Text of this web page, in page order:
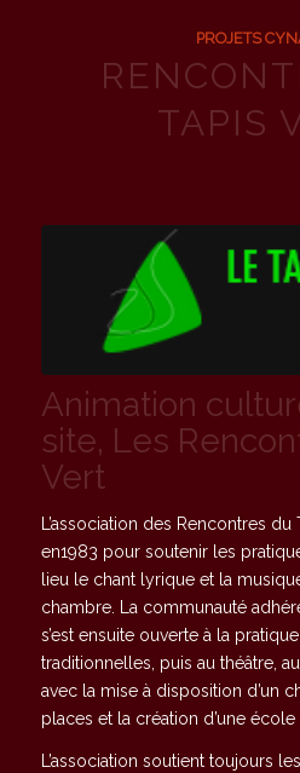
PROJETS
TAPIS
Animation
site, Les
Vert
L’association des Rencontres
en1983 pour soutenir les
lieu le chant lyrique et la
chambre. La communauté
s’est ensuite ouverte à la
traditionnelles, puis au théâtre,
avec la mise à disposition d’un
places et la création d’une école
L’association soutient toujours